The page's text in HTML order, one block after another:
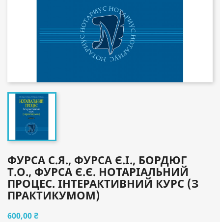
ФУРСА С.Я., ФУРСА Є.І., БОРДЮГ
Т.О., ФУРСА Є.Є. НОТАРІАЛЬНИЙ
ПРОЦЕС. ІНТЕРАКТИВНИЙ КУРС (З
ПРАКТИКУМОМ)
600,00 ₴